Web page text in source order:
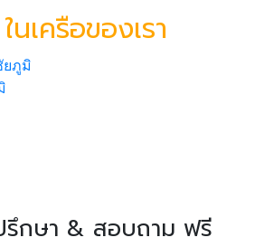
เครือของเรา
รึกษา & สอบถาม ฟรี